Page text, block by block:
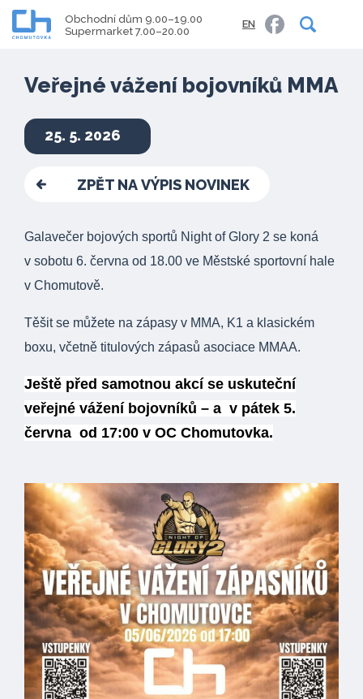
Obchodní dům 9.00–19.00
Supermarket 7.00–20.00
EN
Veřejné vážení bojovníků MMA
25. 5. 2026
ZPĚT NA VÝPIS NOVINEK
Galavečer bojových sportů Night of Glory 2 se koná
v sobotu 6. června od 18.00 ve Městské sportovní hale
v Chomutově.
Těšit se můžete na zápasy v MMA, K1 a klasickém
boxu, včetně titulových zápasů asociace MMAA.
Ještě před samotnou akcí se uskuteční
veřejné vážení bojovníků – a v pátek 5.
června od 17:00 v OC Chomutovka.